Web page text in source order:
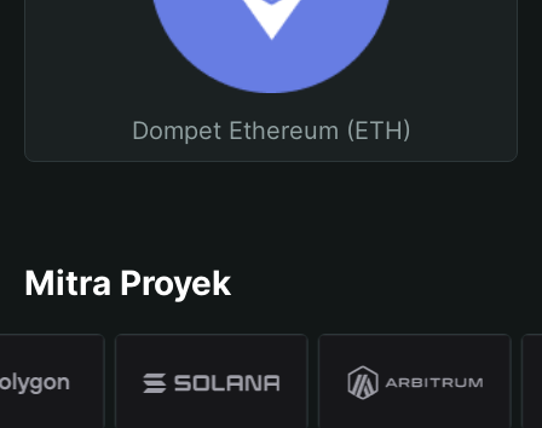
Dompet Ethereum (ETH)
Mitra Proyek